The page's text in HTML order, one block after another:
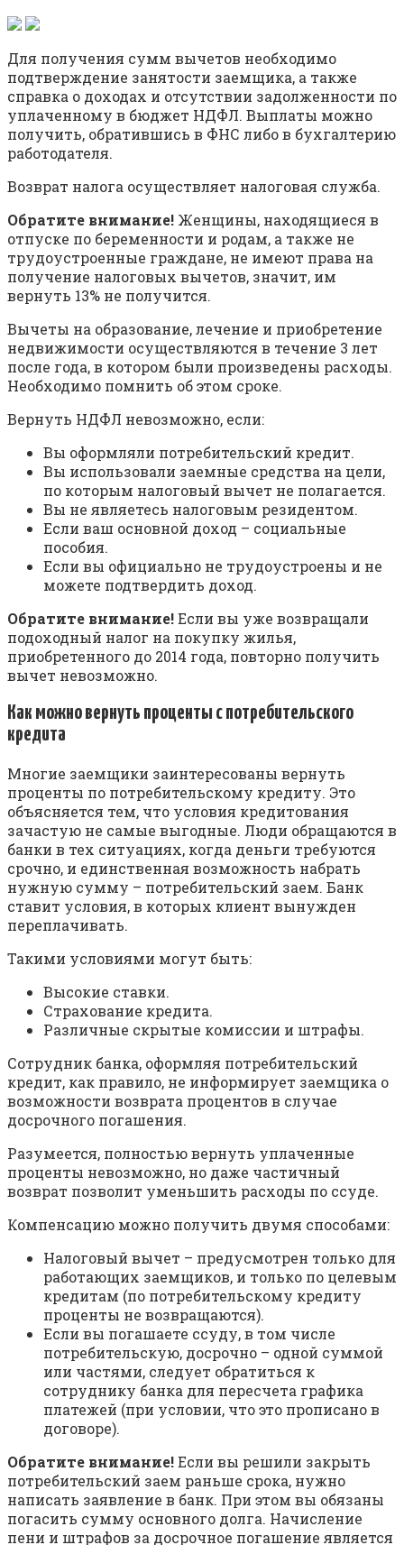
Для получения сумм вычетов необходимо
подтверждение занятости заемщика, а также
справка о доходах и отсутствии задолженности по
уплаченному в бюджет НДФЛ. Выплаты можно
получить, обратившись в ФНС либо в бухгалтерию
работодателя.
Возврат налога осуществляет налоговая служба.
Обратите внимание! Женщины, находящиеся в
отпуске по беременности и родам, а также не
трудоустроенные граждане, не имеют права на
получение налоговых вычетов, значит, им
вернуть 13% не получится.
Вычеты на образование, лечение и приобретение
недвижимости осуществляются в течение 3 лет
после года, в котором были произведены расходы.
Необходимо помнить об этом сроке.
Вернуть НДФЛ невозможно, если:
Вы оформляли потребительский кредит.
Вы использовали заемные средства на цели,
по которым налоговый вычет не полагается.
Вы не являетесь налоговым резидентом.
Если ваш основной доход – социальные
пособия.
Если вы официально не трудоустроены и не
можете подтвердить доход.
Обратите внимание!Если вы уже возвращали
подоходный налог на покупку жилья,
приобретенного до 2014 года, повторно получить
вычет невозможно.
Как можно вернуть проценты с потребительского
кредита
Многие заемщики заинтересованы вернуть
проценты по потребительскому кредиту. Это
объясняется тем, что условия кредитования
зачастую не самые выгодные. Люди обращаются в
банки в тех ситуациях, когда деньги требуются
срочно, и единственная возможность набрать
нужную сумму – потребительский заем. Банк
ставит условия, в которых клиент вынужден
переплачивать.
Такими условиями могут быть:
Высокие ставки.
Страхование кредита.
Различные скрытые комиссии и штрафы.
Сотрудник банка, оформляя потребительский
кредит, как правило, не информирует заемщика о
возможности возврата процентов в случае
досрочного погашения.
Разумеется, полностью вернуть уплаченные
проценты невозможно, но даже частичный
возврат позволит уменьшить расходы по ссуде.
Компенсацию можно получить двумя способами:
Налоговый вычет – предусмотрен только для
работающих заемщиков, и только по целевым
кредитам (по потребительскому кредиту
проценты не возвращаются).
Если вы погашаете ссуду, в том числе
потребительскую, досрочно – одной суммой
или частями, следует обратиться к
сотруднику банка для пересчета графика
платежей (при условии, что это прописано в
договоре).
Обратите внимание!Если вы решили закрыть
потребительский заем раньше срока, нужно
написать заявление в банк. При этом вы обязаны
погасить сумму основного долга. Начисление
пени и штрафов за досрочное погашение является